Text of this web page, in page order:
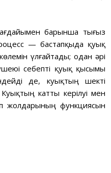
барынша тығыз
— бастапқыда қуық
үлғайтады; одан әрі
себепті қуық қысымы
де, куықтың шекті
катты керілуі мен
жолдарының функциясын